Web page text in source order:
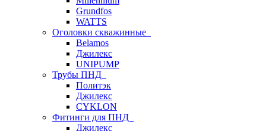
Grundfos
WATTS
Оголовки скважинные
Belamos
Джилекс
UNIPUMP
Трубы ПНД
Политэк
Джилекс
CYKLON
Фитинги для ПНД
Джилекс